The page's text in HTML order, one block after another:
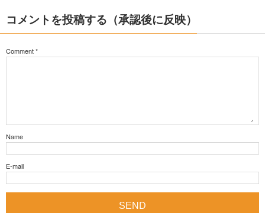
コメントを投稿する（承認後に反映）
Comment*
Name
E-mail